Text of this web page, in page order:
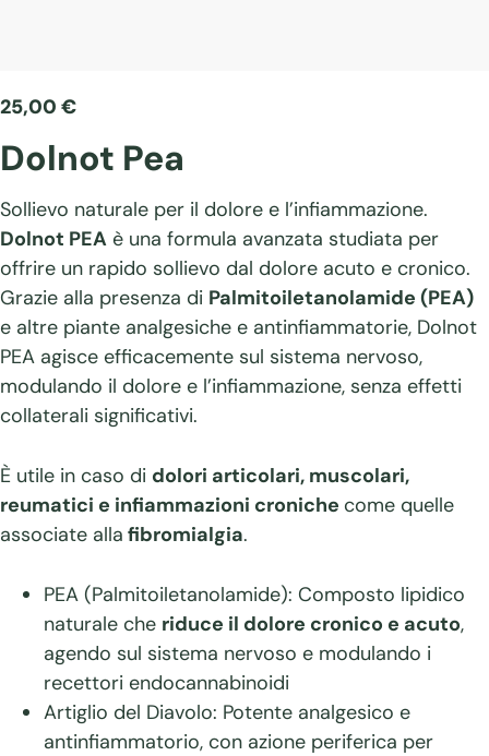
25,00 €
Dolnot Pea
Sollievo naturale per il dolore e l’infiammazione.
Dolnot PEA è una formula avanzata studiata per
offrire un rapido sollievo dal dolore acuto e cronico.
Grazie alla presenza di Palmitoiletanolamide (PEA)
e altre piante analgesiche e antinfiammatorie, Dolnot
PEA agisce efficacemente sul sistema nervoso,
modulando il dolore e l’infiammazione, senza effetti
collaterali significativi.
È utile in caso di dolori articolari, muscolari,
reumatici e infiammazioni croniche come quelle
associate alla fibromialgia.
PEA (Palmitoiletanolamide): Composto lipidico
naturale che riduce il dolore cronico e acuto,
agendo sul sistema nervoso e modulando i
recettori endocannabinoidi
Artiglio del Diavolo: Potente analgesico e
antinfiammatorio, con azione periferica per